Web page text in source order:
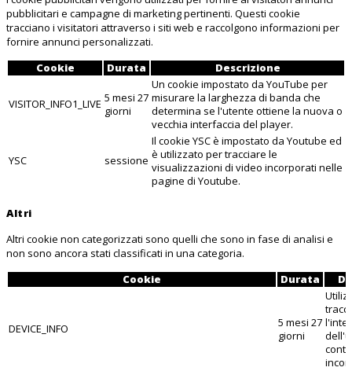
pubblicitari e campagne di marketing pertinenti. Questi cookie
tracciano i visitatori attraverso i siti web e raccolgono informazioni per
fornire annunci personalizzati.
Cookie
Durata Descrizione
VISITOR_INFO1_LIVE 5 mesi 27
giorni
Un cookie impostato da YouTube per
misurare la larghezza di banda che
determina se l'utente ottiene la nuova o
vecchia interfaccia del player.
YSC sessione
Il cookie YSC è impostato da Youtube ed
è utilizzato per tracciare le
visualizzazioni di video incorporati nelle
pagine di Youtube.
Altri
Altri cookie non categorizzati sono quelli che sono in fase di analisi e
non sono ancora stati classificati in una categoria.
Cookie
Durata
DEVICE_INFO
5 mesi 27
giorni